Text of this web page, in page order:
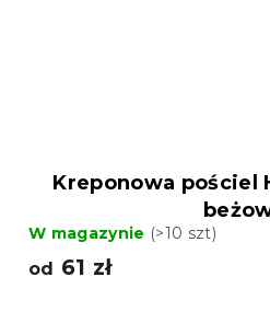
Kreponowa pościel
W magazynie (>10 szt)
od 61 zł